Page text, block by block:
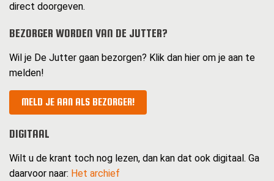
direct doorgeven.
BEZORGER WORDEN VAN DE JUTTER?
Wil je De Jutter gaan bezorgen? Klik dan hier om je aan te
melden!
MELD JE AAN ALS BEZORGER!
DIGITAAL
Wilt u de krant toch nog lezen, dan kan dat ook digitaal. Ga
daarvoor naar: Het archief